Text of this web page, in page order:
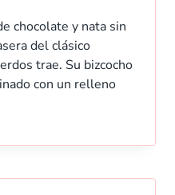
chocolate y nata sin
del clásico
trae. Su bizcocho
con un relleno